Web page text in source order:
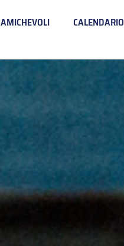
AMICHEVOLI CALENDARIO